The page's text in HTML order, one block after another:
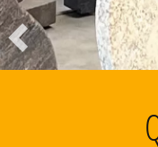
Vorheriger